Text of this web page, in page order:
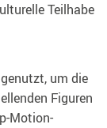
Teilhabe
um die
Figuren
Motion-